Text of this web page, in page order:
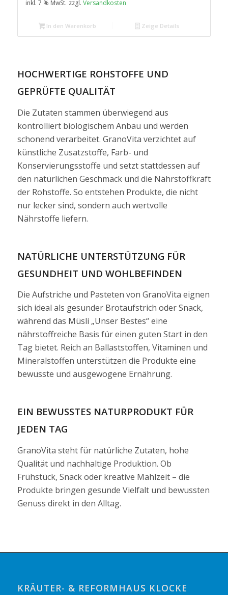
inkl. 7 % MwSt. zzgl. Versandkosten
In den Warenkorb Zeige Details
HOCHWERTIGE ROHSTOFFE UND
GEPRÜFTE QUALITÄT
Die Zutaten stammen überwiegend aus
kontrolliert biologischem Anbau und werden
schonend verarbeitet. GranoVita verzichtet auf
künstliche Zusatzstoffe, Farb- und
Konservierungsstoffe und setzt stattdessen auf
den natürlichen Geschmack und die Nährstoffkraft
der Rohstoffe. So entstehen Produkte, die nicht
nur lecker sind, sondern auch wertvolle
Nährstoffe liefern.
NATÜRLICHE UNTERSTÜTZUNG FÜR
GESUNDHEIT UND WOHLBEFINDEN
Die Aufstriche und Pasteten von GranoVita eignen
sich ideal als gesunder Brotaufstrich oder Snack,
während das Müsli „Unser Bestes“ eine
nährstoffreiche Basis für einen guten Start in den
Tag bietet. Reich an Ballaststoffen, Vitaminen und
Mineralstoffen unterstützen die Produkte eine
bewusste und ausgewogene Ernährung.
EIN BEWUSSTES NATURPRODUKT FÜR
JEDEN TAG
GranoVita steht für natürliche Zutaten, hohe
Qualität und nachhaltige Produktion. Ob
Frühstück, Snack oder kreative Mahlzeit – die
Produkte bringen gesunde Vielfalt und bewussten
Genuss direkt in den Alltag.
KRÄUTER- & REFORMHAUS KLOCKE